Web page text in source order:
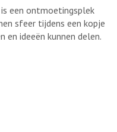
een ontmoetingsplek
sfeer tijdens een kopje
ideeën kunnen delen.